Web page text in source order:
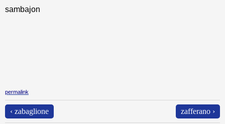
sambajon
permalink
‹ zabaglione zafferano ›